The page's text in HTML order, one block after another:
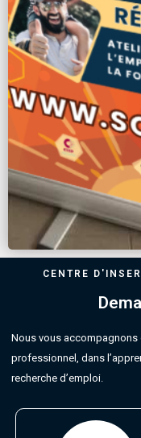
CENTRE
Nous vous accompagnons
professionnel, dans
recherche d’emploi.